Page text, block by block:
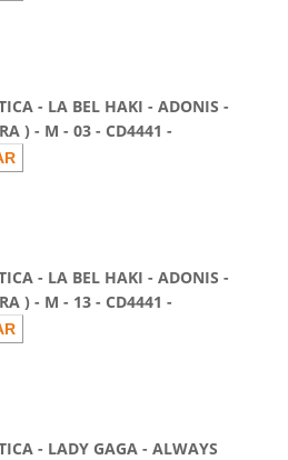
- LA BEL HAKI - ADONIS -
) - M - 03 - CD4441 -
- LA BEL HAKI - ADONIS -
) - M - 13 - CD4441 -
- LADY GAGA - ALWAYS